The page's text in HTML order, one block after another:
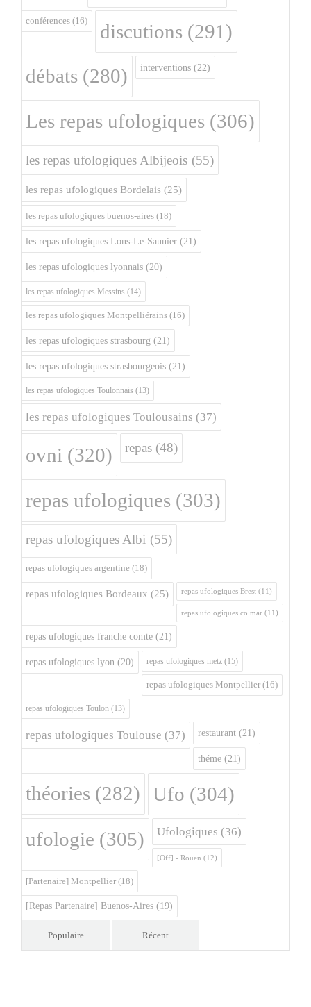
conférences (16) discutions (291)
débats (280) interventions (22)
Les repas ufologiques (306)
les repas ufologiques Albijeois (55)
les repas ufologiques Bordelais (25)
les repas ufologiques buenos-aires (18)
les repas ufologiques Lons-Le-Saunier (21)
les repas ufologiques lyonnais (20)
les repas ufologiques Messins (14)
les repas ufologiques Montpelliérains (16)
les repas ufologiques strasbourg (21)
les repas ufologiques strasbourgeois (21)
les repas ufologiques Toulonnais (13)
les repas ufologiques Toulousains (37)
ovni (320) repas (48)
repas ufologiques (303)
repas ufologiques Albi (55)
repas ufologiques argentine (18)
repas ufologiques Bordeaux (25) repas ufologiques Brest (11)
repas ufologiques colmar (11)
repas ufologiques franche comte (21)
repas ufologiques lyon (20) repas ufologiques metz (15)
repas ufologiques Montpellier (16)
repas ufologiques Toulon (13)
repas ufologiques Toulouse (37) restaurant (21)
théme (21)
théories (282) Ufo (304)
ufologie (305) Ufologiques (36)
[Off] - Rouen (12)
[Partenaire] Montpellier (18)
[Repas Partenaire] Buenos-Aires (19)
Populaire Récent